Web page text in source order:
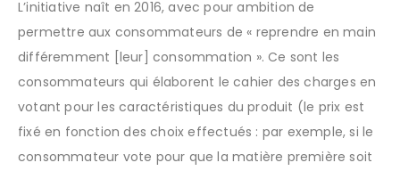
L’initiative naît en 2016, avec pour ambition de
permettre aux consommateurs de « reprendre en main
différemment [leur] consommation ». Ce sont les
consommateurs qui élaborent le cahier des charges en
votant pour les caractéristiques du produit (le prix est
fixé en fonction des choix effectués : par exemple, si le
consommateur vote pour que la matière première soit